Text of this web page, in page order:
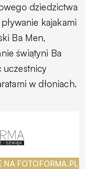
dziedzictwa
kajakami
Ba Men,
świątyni Ba
uczestnicy
w dłoniach.
NA FOTOFORMA.PL